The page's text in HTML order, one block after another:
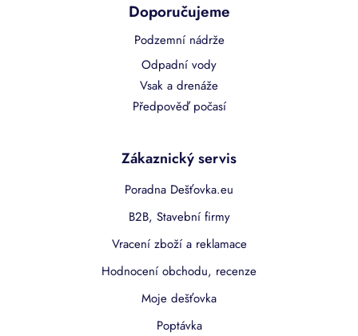
Doporučujeme
Podzemní nádrže
Odpadní vody
Vsak a drenáže
Předpověď počasí
Zákaznický servis
Poradna Dešťovka.eu
B2B, Stavební firmy
Vracení zboží a reklamace
Hodnocení obchodu, recenze
Moje dešťovka
Poptávka